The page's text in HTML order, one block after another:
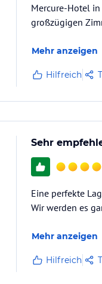
Mercure-Hotel
großzügigen
Mehr anzeigen
Hilfreich
Sehr
Eine perfekte
Wir werden es
Mehr anzeigen
Hilfreich